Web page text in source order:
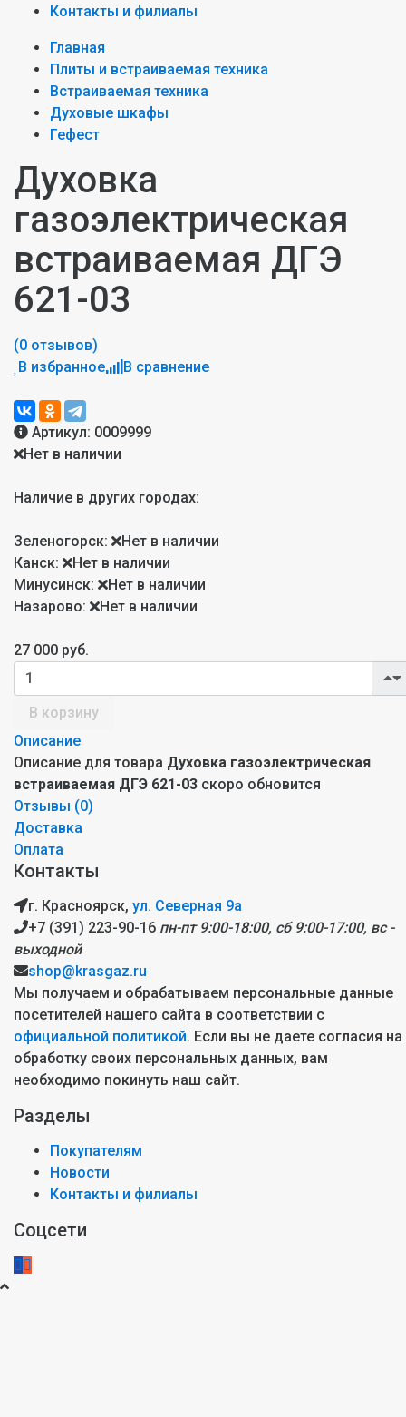
Контакты и филиалы
Главная
Плиты и встраиваемая техника
Встраиваемая техника
Духовые шкафы
Гефест
Духовка
газоэлектрическая
встраиваемая ДГЭ
621-03
(0 отзывов)
В избранное
В сравнение
Артикул: 0009999
Нет в наличии
Наличие в других городах:
Зеленогорск:
Нет в наличии
Канск:
Нет в наличии
Минусинск:
Нет в наличии
Назарово:
Нет в наличии
27 000 руб.
В корзину
Описание
Описание для товара Духовка газоэлектрическая
встраиваемая ДГЭ 621-03 скоро обновится
Отзывы (0)
Доставка
Оплата
Контакты
г. Красноярск, ул. Северная 9а
+7 (391) 223-90-16 пн-пт 9:00-18:00, сб 9:00-17:00, вс -
выходной
shop@krasgaz.ru
Мы получаем и обрабатываем персональные данные
посетителей нашего сайта в соответствии с
официальной политикой. Если вы не даете согласия на
обработку своих персональных данных, вам
необходимо покинуть наш сайт.
Разделы
Покупателям
Новости
Контакты и филиалы
Соцсети